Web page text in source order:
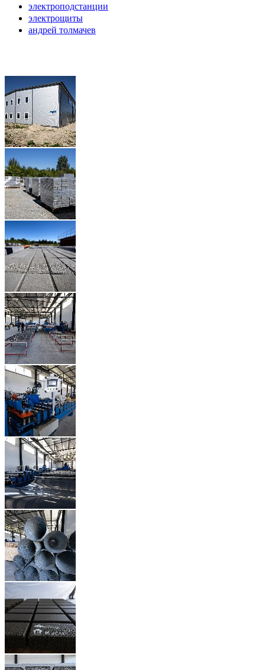
электроподстанции
электрощиты
андрей толмачев